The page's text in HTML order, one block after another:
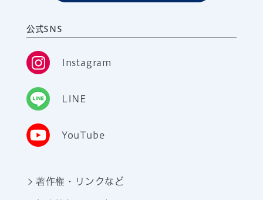
公式SNS
Instagram
LINE
YouTube
著作権・リンクなど